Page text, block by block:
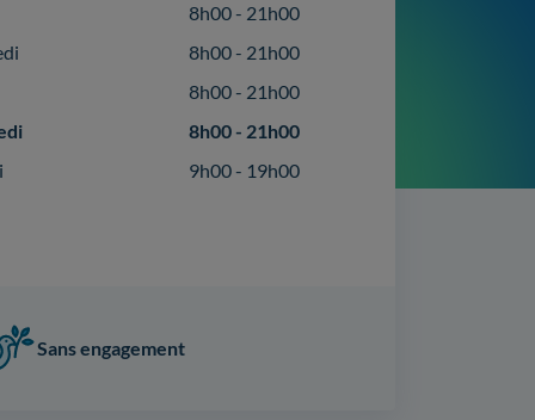
8h00 - 21h00
8h00 - 21h00
8h00 - 21h00
8h00 - 21h00
9h00 - 19h00
Sans engagement